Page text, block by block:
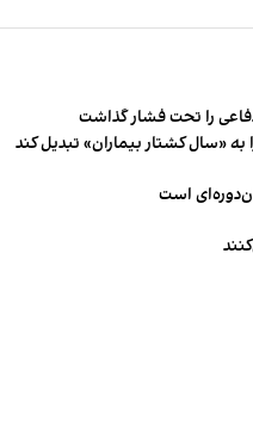
را تحت فشار گذاشت
است